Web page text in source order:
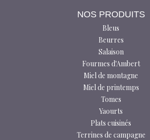
NOS PRODUITS
Bleus
Beurres
Salaison
Fourmes d'Ambert
Miel de montagne
Miel de printemps
Tomes
Yaourts
Plats cuisinés
Terrines de campagne